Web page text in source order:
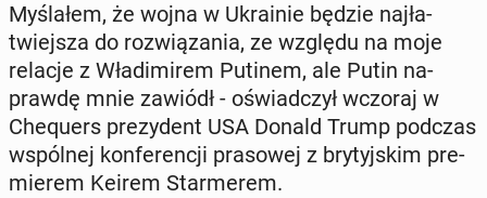
My­śla­łem, że wojna w Ukra­inie będzie naj­ła­
twiej­sza do roz­wią­za­nia, ze względu na moje
relacje z Wła­di­mi­rem Putinem, ale Putin na­
praw­dę mnie zawiódł - oświad­czył wczoraj w
Che­qu­ers pre­zy­dent USA Donald Trump podczas
wspól­nej kon­fe­ren­cji pra­so­wej z bry­tyj­skim pre­
mie­rem Keirem Star­me­rem.